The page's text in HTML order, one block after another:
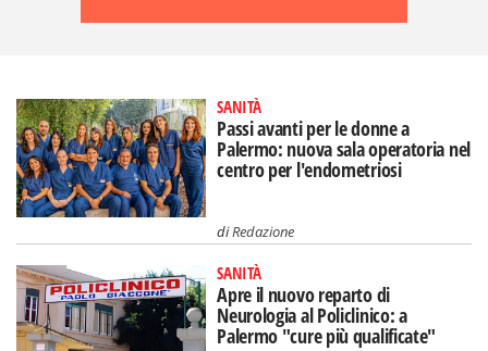
SANITÀ
Passi avanti per le donne a
Palermo: nuova sala operatoria nel
centro per l'endometriosi
diRedazione
SANITÀ
Apre il nuovo reparto di
Neurologia al Policlinico: a
Palermo "cure più qualificate"